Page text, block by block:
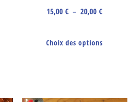
15,00€ – 20,00€Plage
Choix des options